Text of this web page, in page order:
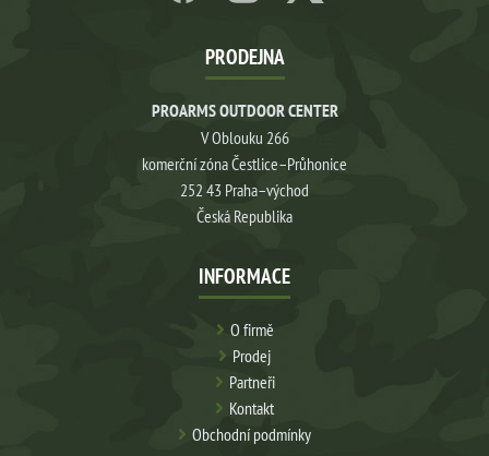
PRODEJNA
PROARMS OUTDOOR CENTER
V Oblouku 266
komerční zóna Čestlice–Průhonice
252 43 Praha–východ
Česká Republika
INFORMACE
O firmě
Prodej
Partneři
Kontakt
Obchodní podmínky